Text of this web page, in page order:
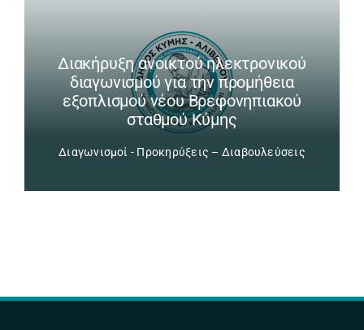
Διακήρυξη ανοικτού ηλεκτρονικού
διαγωνισμού για την προμήθεια
εξοπλισμού νέου Βρεφονηπιακού
σταθμού Κύμης
Διαγωνισμοί - Προκηρύξεις – Διαβουλεύσεις